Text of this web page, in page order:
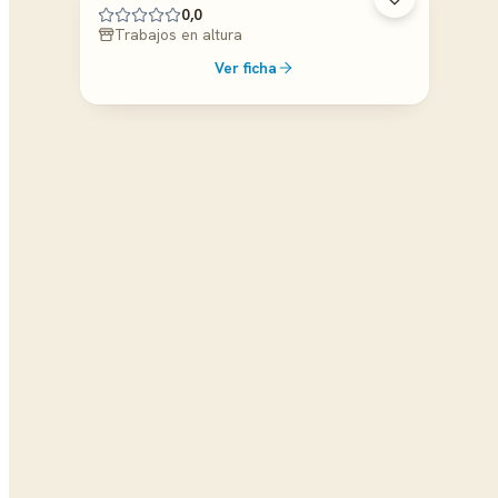
0,0
Trabajos en altura
Ver ficha